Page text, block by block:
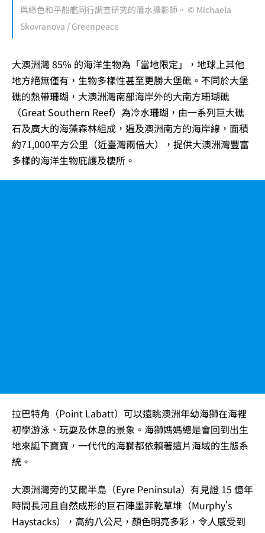
與綠色和平船艦同行調查研究的潛水攝影師。 © Michaela
Skovranova / Greenpeace
大澳洲灣 85% 的海洋生物為「當地限定」，地球上其他
地方絕無僅有，生物多樣性甚至更勝大堡礁。不同於大堡
礁的熱帶珊瑚，大澳洲灣南部海岸外的大南方珊瑚礁
（Great Southern Reef）為冷水珊瑚，由一系列巨大礁
石及廣大的海藻森林組成，遍及澳洲南方的海岸線，面積
約71,000平方公里（近臺灣兩倍大），提供大澳洲灣豐富
多樣的海洋生物庇護及棲所。
拉巴特角（Point Labatt）可以遠眺澳洲年幼海獅在海裡
初學游泳、玩耍及休息的景象。海獅媽媽總是會回到出生
地來誕下寶寶，一代代的海獅都依賴著這片海域的生態系
統。
大澳洲灣旁的艾爾半島（Eyre Peninsula）有見證 15 億年
時間長河且自然成形的巨石陣墨菲乾草堆（Murphy's
Haystacks），高約八公尺，顏色明亮多彩，令人感受到